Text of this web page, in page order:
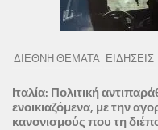
ΔΙΕΘΝΗ ΘΕΜΑΤΑ ΕΙΔΗΣΕΙΣ
Ιταλία: Πολιτική
ενοικιαζόμενα, με την
κανονισμούς που τη